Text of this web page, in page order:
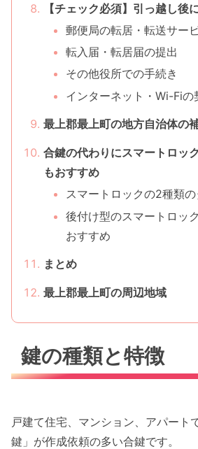
【チェック必須】引っ越し後
郵便局の転居・転送サー
転入届・転居届の提出
その他役所での手続き
インターネット・Wi-Fiの
最上郡最上町の地方自治体の
合鍵の代わりにスマートロッ
もおすすめ
スマートロックの2種類
後付け型のスマートロッ
おすすめ
まとめ
最上郡最上町の周辺地域
鍵の種類と特徴
戸建て住宅、マンション、アパート
鍵」が作成依頼の多い合鍵です。